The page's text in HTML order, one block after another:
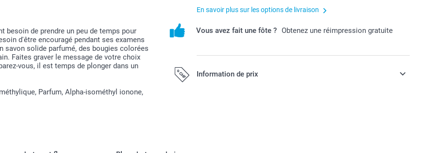
besoin de prendre un peu de temps pour
d'être encouragé pendant ses examens
savon solide parfumé, des bougies colorées
Faites graver le message de votre choix
vous, il est temps de plonger dans un
Parfum, Alpha-isométhyl ionone,
En savoir plus sur les options de livraison
Vous avez fait une fôte ? Obtenez une réimpression gratuite
Information de prix